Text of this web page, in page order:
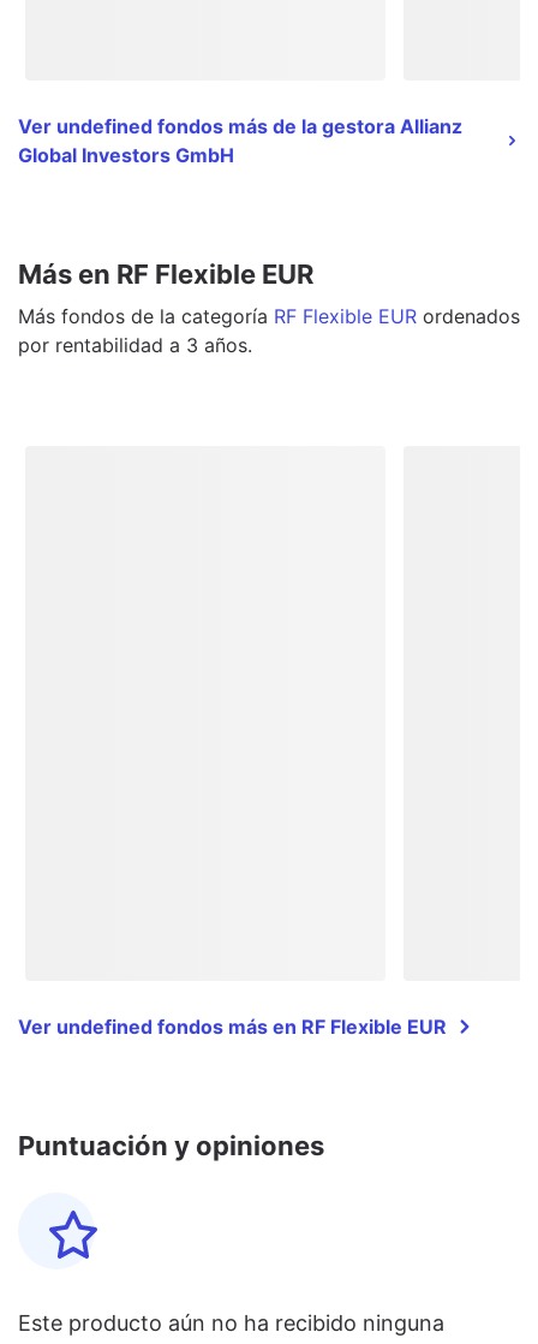
Ver undefined fondos más de la gestora Allianz
Global Investors GmbH
Más en RF Flexible EUR
Más fondos de la categoría RF Flexible EUR ordenados
por rentabilidad a 3 años.
Ver undefined fondos más en RF Flexible EUR
Puntuación y opiniones
Este producto aún no ha recibido ninguna